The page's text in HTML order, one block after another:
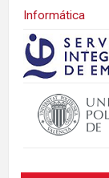
Informática